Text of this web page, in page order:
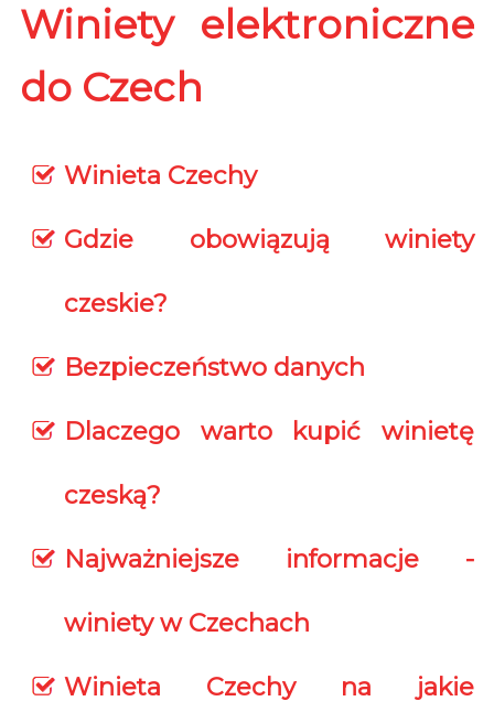
Winiety elektroniczne
do Czech
Winieta Czechy
Gdzie obowiązują winiety
czeskie?
Bezpieczeństwo danych
Dlaczego warto kupić winietę
czeską?
Najważniejsze informacje -
winiety w Czechach
Winieta Czechy na jakie